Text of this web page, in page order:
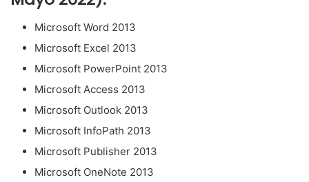
Microsoft Word 2013
Microsoft Excel 2013
Microsoft PowerPoint 2013
Microsoft Access 2013
Microsoft Outlook 2013
Microsoft InfoPath 2013
Microsoft Publisher 2013
Microsoft OneNote 2013